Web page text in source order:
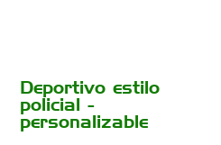
Deportivo estilo
policial -
personalizable